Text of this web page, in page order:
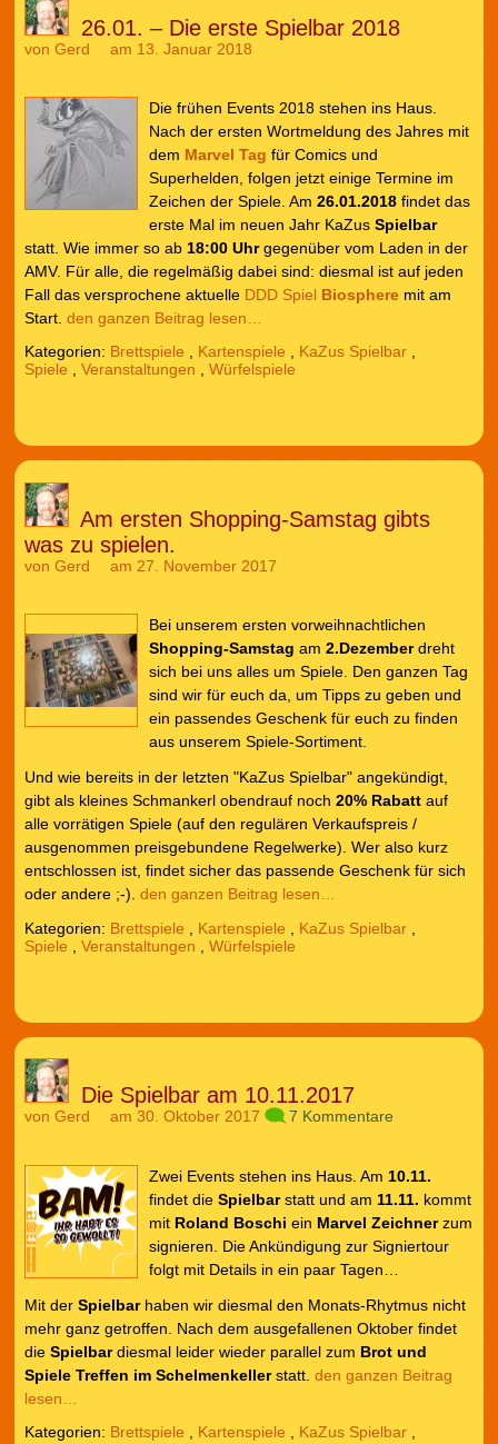
26.01. – Die erste Spielbar 2018
von Gerd am 13. Januar 2018
Die frühen Events 2018 stehen ins Haus.
Nach der ersten Wortmeldung des Jahres mit
dem Marvel Tag für Comics und
Superhelden, folgen jetzt einige Termine im
Zeichen der Spiele. Am 26.01.2018findet das
erste Mal im neuen Jahr KaZus Spielbar
statt. Wie immer so ab 18:00 Uhrgegenüber vom Laden in der
AMV. Für alle, die regelmäßig dabei sind: diesmal ist auf jeden
Fall das versprochene aktuelle DDD Spiel Biospheremit am
Start. den ganzen Beitrag lesen…
Kategorien: Brettspiele Kartenspiele KaZus Spielbar,
Spiele
Veranstaltungen Würfelspiele
Am ersten Shopping-Samstag gibts
was zu spielen.
von Gerd am 27. November 2017
Bei unserem ersten vorweihnachtlichen
Shopping-Samstag am 2.Dezemberdreht
sich bei uns alles um Spiele. Den ganzen Tag
sind wir für euch da, um Tipps zu geben und
ein passendes Geschenk für euch zu finden
aus unserem Spiele-Sortiment.
Und wie bereits in der letzten "KaZus Spielbar" angekündigt,
gibt als kleines Schmankerl obendrauf noch 20% Rabattauf
alle vorrätigen Spiele (auf den regulären Verkaufspreis /
ausgenommen preisgebundene Regelwerke). Wer also kurz
entschlossen ist, findet sicher das passende Geschenk für sich
oder andere ;-). den ganzen Beitrag lesen…
Kategorien: Brettspiele Kartenspiele KaZus Spielbar,
Spiele
Veranstaltungen Würfelspiele
Die Spielbar am 10.11.2017
von Gerd am 30. Oktober 2017 7 Kommentare
Zwei Events stehen ins Haus. Am 10.11.
findet die Spielbarstatt und am 11.11. kommt
mit Roland Boschi ein Marvel Zeichnerzum
signieren. Die Ankündigung zur Signiertour
folgt mit Details in ein paar Tagen…
Mit der Spielbarhaben wir diesmal den Monats-Rhytmus nicht
mehr ganz getroffen. Nach dem ausgefallenen Oktober findet
die Spielbardiesmal leider wieder parallel zum Brot und
Spiele Treffen im Schelmenkellerstatt. den ganzen Beitrag
lesen…
Kategorien: Brettspiele Kartenspiele KaZus Spielbar,